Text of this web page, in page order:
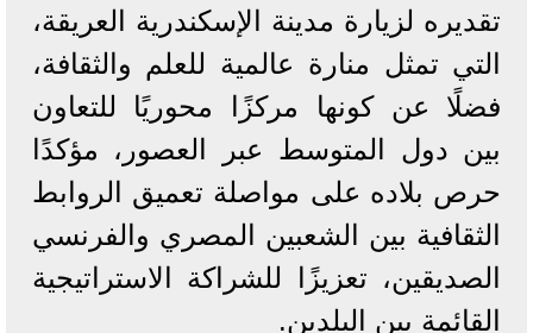
تقديره لزيارة مدينة الإسكندرية العريقة،
التي تمثل منارة عالمية للعلم والثقافة،
فضلًا عن كونها مركزًا محوريًا للتعاون
بين دول المتوسط عبر العصور، مؤكدًا
حرص بلاده على مواصلة تعميق الروابط
الثقافية بين الشعبين المصري والفرنسي
الصديقين، تعزيزًا للشراكة الاستراتيجية
القائمة بين البلدين.